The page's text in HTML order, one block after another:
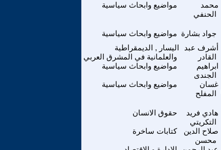
مواضيع وابحاث سياسية
محمد
الحنفي
مواضيع وابحاث سياسية جواد بشارة
اليسار , الديمقراطية
والعلمانية في المشرق العربي
أشرف عبد
القادر
مواضيع وابحاث سياسية
ابراهيم
الجندى
مواضيع وابحاث سياسية
غسان
المفلح
حقوق الانسان
هادي فريد
التكريتي
كتابات ساخرة
صلاح الدين
محسن